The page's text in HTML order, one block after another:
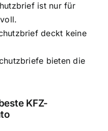
ist nur für
deckt keine
bieten die
KFZ-